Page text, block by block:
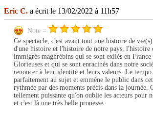
Eric C. a écrit le 13/02/2022 à 11h57
Note =
Ce spectacle, c'est avant tout une histoire de
d'une histoire et l'histoire de notre pays, l'histoire
immigrés maghrébins qui se sont exilés en
Glorieuses et qui se sont enracinés dans notre
renoncer à leur identité et leurs valeurs. Le
parfaitement au sujet et emmène le public dans
rythmée par des moments précis dans la journée.
tellement puissante qu'on oublie les acteurs pour
et c'est là une très belle prouesse.